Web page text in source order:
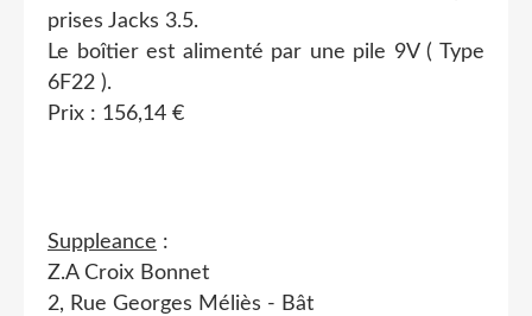
prises Jacks 3.5.
Le boîtier est alimenté par une pile 9V ( Type
6F22 ).
Prix : 156,14 €
Suppleance :
Z.A Croix Bonnet
2, Rue Georges Méliès - Bât